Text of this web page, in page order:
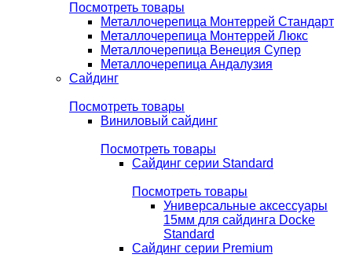
Посмотреть товары
Металлочерепица Монтеррей Стандарт
Металлочерепица Монтеррей Люкс
Металлочерепица Венеция Супер
Металлочерепица Андалузия
Сайдинг
Посмотреть товары
Виниловый сайдинг
Посмотреть товары
Сайдинг серии Standard
Посмотреть товары
Универсальные аксессуары
15мм для сайдинга Docke
Standard
Сайдинг серии Premium